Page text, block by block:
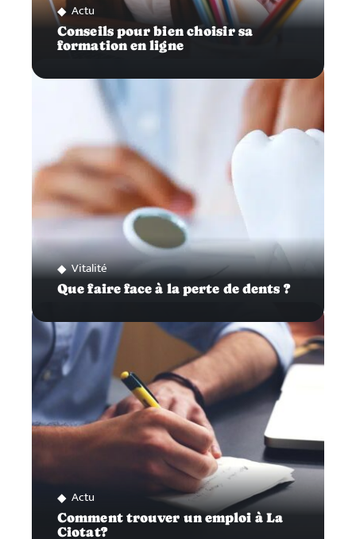
Actu
Conseils pour bien choisir sa
formation en ligne
Vitalité
Que faire face à la perte de dents ?
Actu
Comment trouver un emploi à La
Ciotat?